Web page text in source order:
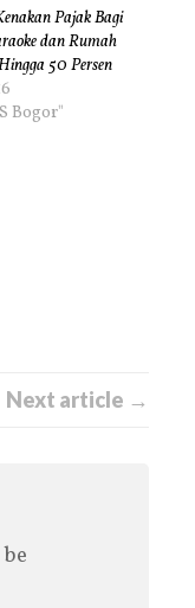
Pajak Bagi
dan Rumah
50 Persen
Bogor"
Next article →